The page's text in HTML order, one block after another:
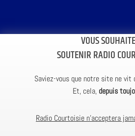
VOUS
SOUTENIR RADIO
Saviez-vous que notre site ne vit
Et, cela, depuis
Radio Courtoisie n’acceptera